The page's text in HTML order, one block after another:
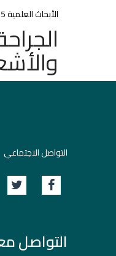
الأبحاث العلمية 2025
التواصل الاجتماعي
التواصل